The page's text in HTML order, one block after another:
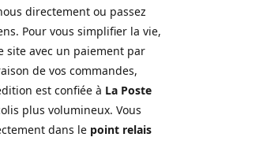
directement ou passez
Pour vous simplifier la vie,
site avec un paiement par
de vos commandes,
est confiée à La Poste
plus volumineux. Vous
dans le point relais